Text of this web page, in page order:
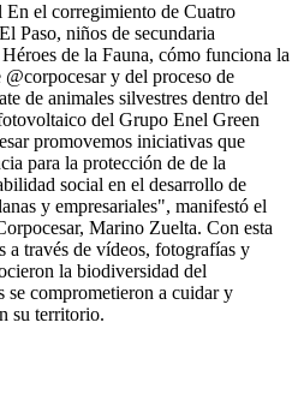
el corregimiento de Cuatro
Paso, niños de secundaria
de la Fauna, cómo funciona la
y del proceso de
de animales silvestres dentro del
del Grupo Enel Green
promovemos iniciativas que
para la protección de de la
social en el desarrollo de
y empresariales", manifestó el
Marino Zuelta. Con esta
a través de vídeos, fotografías y
la biodiversidad del
se comprometieron a cuidar y
su territorio.